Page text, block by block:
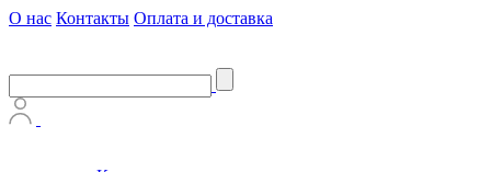
О нас Контакты Оплата и доставка